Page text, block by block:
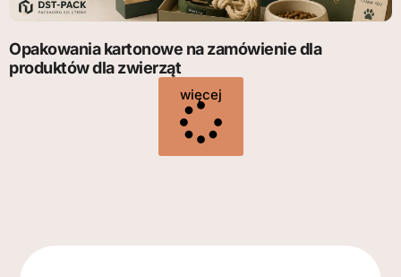
Opakowania kartonowe na zamówienie dla
produktów dla zwierząt
więcej